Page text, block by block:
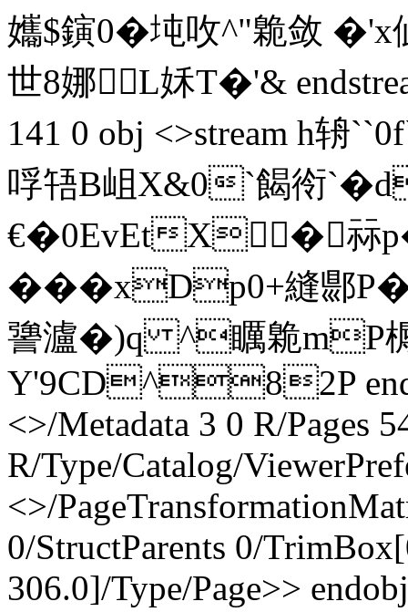
孈$鏔0�坉呚^ "臲敛
世8娜 L姀 T�'&
141 0 obj <>stream h辀
哹啎 B岨X&0`餲衑
€�0EvEtX�祘
���xDp0+縫
謽瀘�)q ^矋臲mP
Y'9CD^82P
<>/Metadata 3 0 R/Pages
R/Type/Catalog/
<>/
0/StructParents 0/
306.0]/Type/Page>>